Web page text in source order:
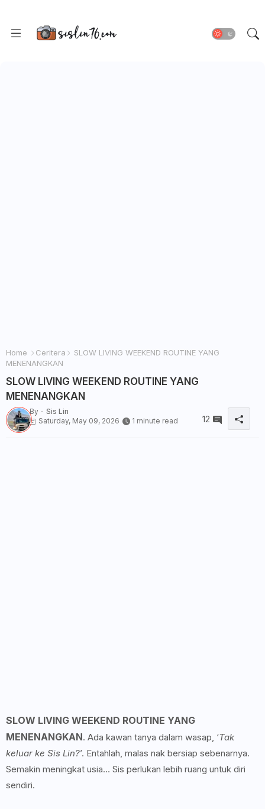
Home Ceritera
SLOW LIVING WEEKEND ROUTINE YANG
MENENANGKAN
SLOW LIVING WEEKEND ROUTINE YANG
MENENANGKAN
By - Sis Lin
Saturday, May 09, 2026
1 minute read 12
SLOW LIVING WEEKEND ROUTINE YANG
MENENANGKAN. Ada kawan tanya dalam wasap, ‘Tak
keluar ke Sis Lin?’. Entahlah, malas nak bersiap sebenarnya.
Semakin meningkat usia… Sis perlukan lebih ruang untuk diri
sendiri.